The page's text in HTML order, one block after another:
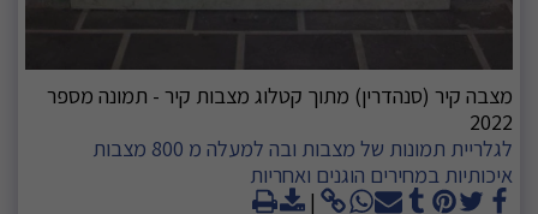
מצבה קיר (סנהדרין) מתוך קטלוג מצבות קיר - תמונה מספר
2022
לגלריית תמונות של מצבות ובה למעלה מ 800 מצבות
איכותיות במחירים הוגנים ואחריות